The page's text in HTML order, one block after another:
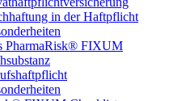
in der Haftpflicht
PharmaRisk® FIXUM